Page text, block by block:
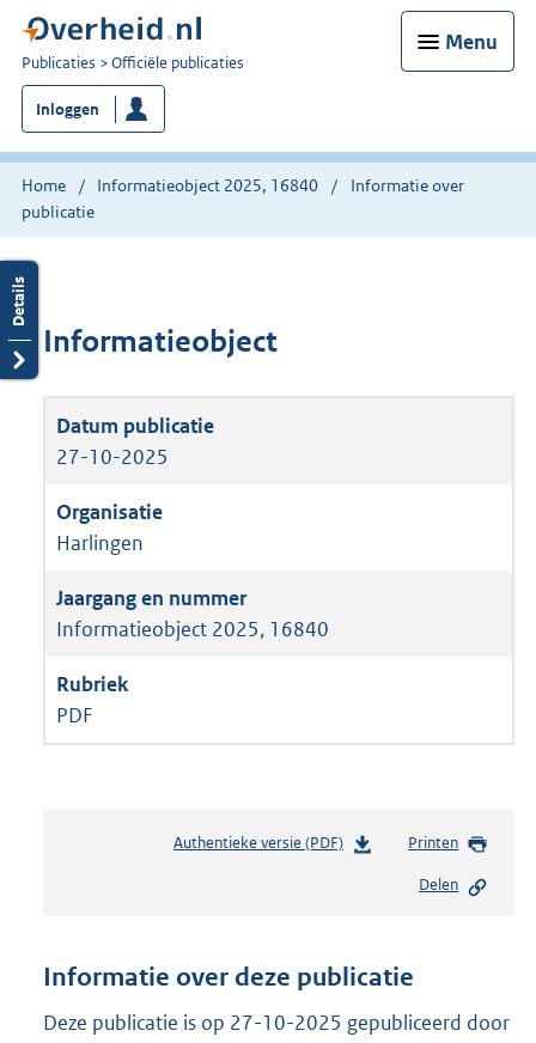
Menu
U
bent
nu
hier:
Publicaties Officiële publicaties
Inloggen
Home Informatieobject 2025, 16840
Informatie over
publicatie
Informatieobject
27-10-2025
Harlingen
Informatieobject 2025, 16840
PDF
Authentieke versie (PDF)b
n
s
Printen
Delen
Informatie over deze publicatie
Deze publicatie is op 27-10-2025 gepubliceerd door